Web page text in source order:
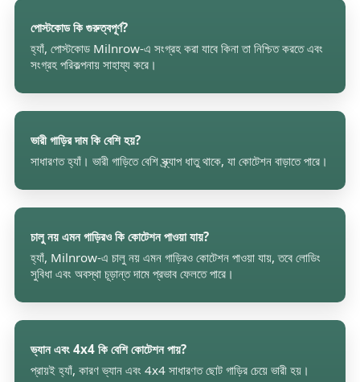
পোস্টকোড কি গুরুত্বপূর্ণ?
হ্যাঁ, পোস্টকোড Milnrow-এ সংগ্রহ করা যাবে কিনা তা নিশ্চিত করতে এবং
সংগ্রহ পরিকল্পনায় সাহায্য করে।
ভারী গাড়ির দাম কি বেশি হয়?
সাধারণত হ্যাঁ। ভারী গাড়িতে বেশি স্ক্র্যাপ ধাতু থাকে, যা কোটেশন বাড়াতে পারে।
চালু নয় এমন গাড়িরও কি কোটেশন পাওয়া যায়?
হ্যাঁ, Milnrow-এ চালু নয় এমন গাড়িরও কোটেশন পাওয়া যায়, তবে লোডিং
সুবিধা এবং অবস্থা চূড়ান্ত দামে প্রভাব ফেলতে পারে।
ভ্যান এবং 4x4 কি বেশি কোটেশন পায়?
প্রায়ই হ্যাঁ, কারণ ভ্যান এবং 4x4 সাধারণত ছোট গাড়ির চেয়ে ভারী হয়।